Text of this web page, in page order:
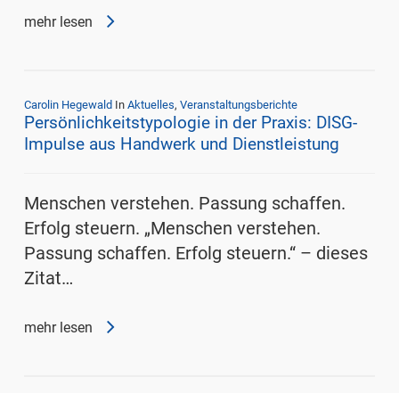
mehr lesen
Carolin Hegewald In Aktuelles, Veranstaltungsberichte
Persönlichkeitstypologie in der Praxis: DISG-
Impulse aus Handwerk und Dienstleistung
Menschen verstehen. Passung schaffen.
Erfolg steuern. „Menschen verstehen.
Passung schaffen. Erfolg steuern.“ – dieses
Zitat…
mehr lesen